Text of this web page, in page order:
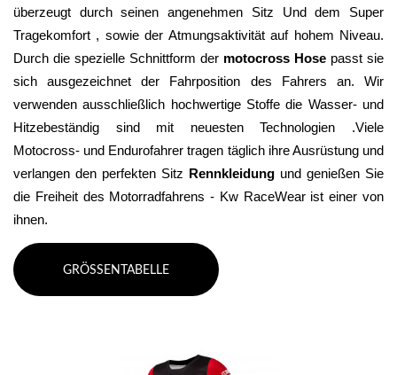
überzeugt durch seinen angenehmen Sitz Und dem Super
Tragekomfort , sowie der Atmungsaktivität auf hohem Niveau.
Durch die spezielle Schnittform der motocross Hose passt sie
sich ausgezeichnet der Fahrposition des Fahrers an. Wir
verwenden ausschließlich hochwertige Stoffe die Wasser- und
Hitzebeständig sind mit neuesten Technologien .Viele
Motocross- und Endurofahrer tragen täglich ihre Ausrüstung und
verlangen den perfekten Sitz
Rennkleidung und genießen Sie
die Freiheit des Motorradfahrens - Kw RaceWear ist einer von
ihnen.
GRÖSSENTABELLE